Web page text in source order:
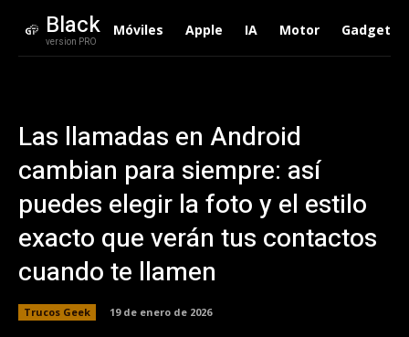
Black
version PRO
Móviles Apple IA Motor Gadgets
Las llamadas en Android
cambian para siempre: así
puedes elegir la foto y el estilo
exacto que verán tus contactos
cuando te llamen
Trucos Geek 19 de enero de 2026